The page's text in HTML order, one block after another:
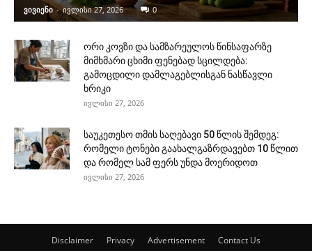
ვივიენი - ივლისი 27, 2026 0
ორი კოვზი და სამზარეულოს წინსაფარზე
მიმხმარი ცხიმი ფენებად სცილდება:
გამოცდილი დამლაგებლისგან ნასწავლი
ხრიკი
ივლისი 27, 2026
საუკეთესო თმის საღებავი 50 წლის შემდეგ:
რომელი ტონები გაახალგაზრდავებთ 10 წლით
და რომელ სამ ფერს უნდა მოერიდოთ
ივლისი 27, 2026
Disclaimer Privacy Advertisement Contact Us